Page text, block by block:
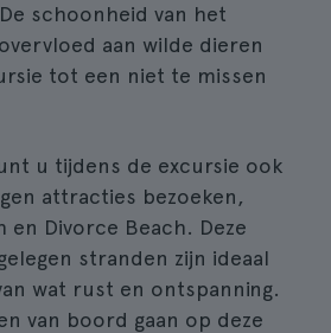
schoonheid van het
aan wilde dieren
tot een niet te missen
u tijdens de excursie ook
attracties bezoeken,
en Divorce Beach. Deze
stranden zijn ideaal
wat rust en ontspanning.
van boord gaan op deze